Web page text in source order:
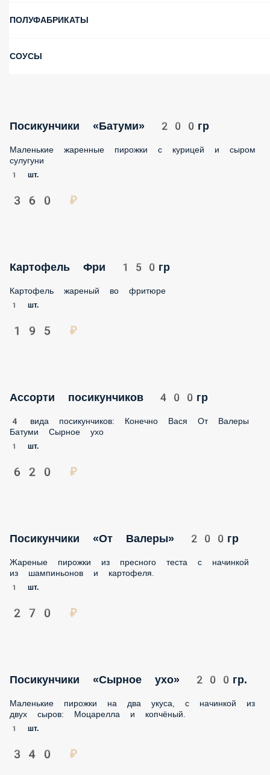
ПОЛУФАБРИКАТЫ
СОУСЫ
Посикунчики «Батуми» 200гр
Маленькие жаренные пирожки с курицей и сыром
сулугуни
1 шт.
360 ₽
Картофель Фри 150гр
Картофель жареный во фритюре
1 шт.
195 ₽
Ассорти посикунчиков 400гр
4 вида посикунчиков: Конечно Вася От Валеры Батуми
Сырное ухо
1 шт.
620 ₽
Посикунчики «От Валеры» 200гр
Жареные пирожки из пресного теста с начинкой из
шампиньонов и картофеля.
1 шт.
270 ₽
Посикунчики «Сырное ухо» 200гр.
Маленькие пирожки на два укуса, с начинкой из двух
сыров: Моцарелла и копчёный.
1 шт.
340 ₽